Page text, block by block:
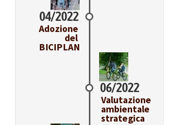
04/2022
Adozione
del
BICIPLAN
06/2022
Valutazione
ambientale
strategica